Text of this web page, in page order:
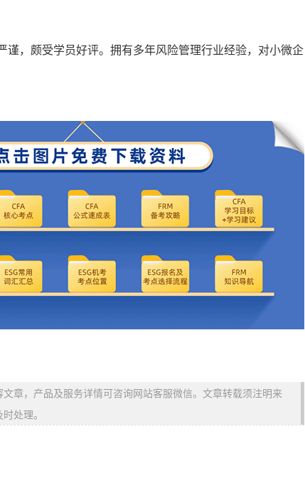
，颇受学员好评。拥有多年风险管理行业经验，对小微企
章，产品及服务详情可咨询网站客服微信。文章转载须注明来
处理。